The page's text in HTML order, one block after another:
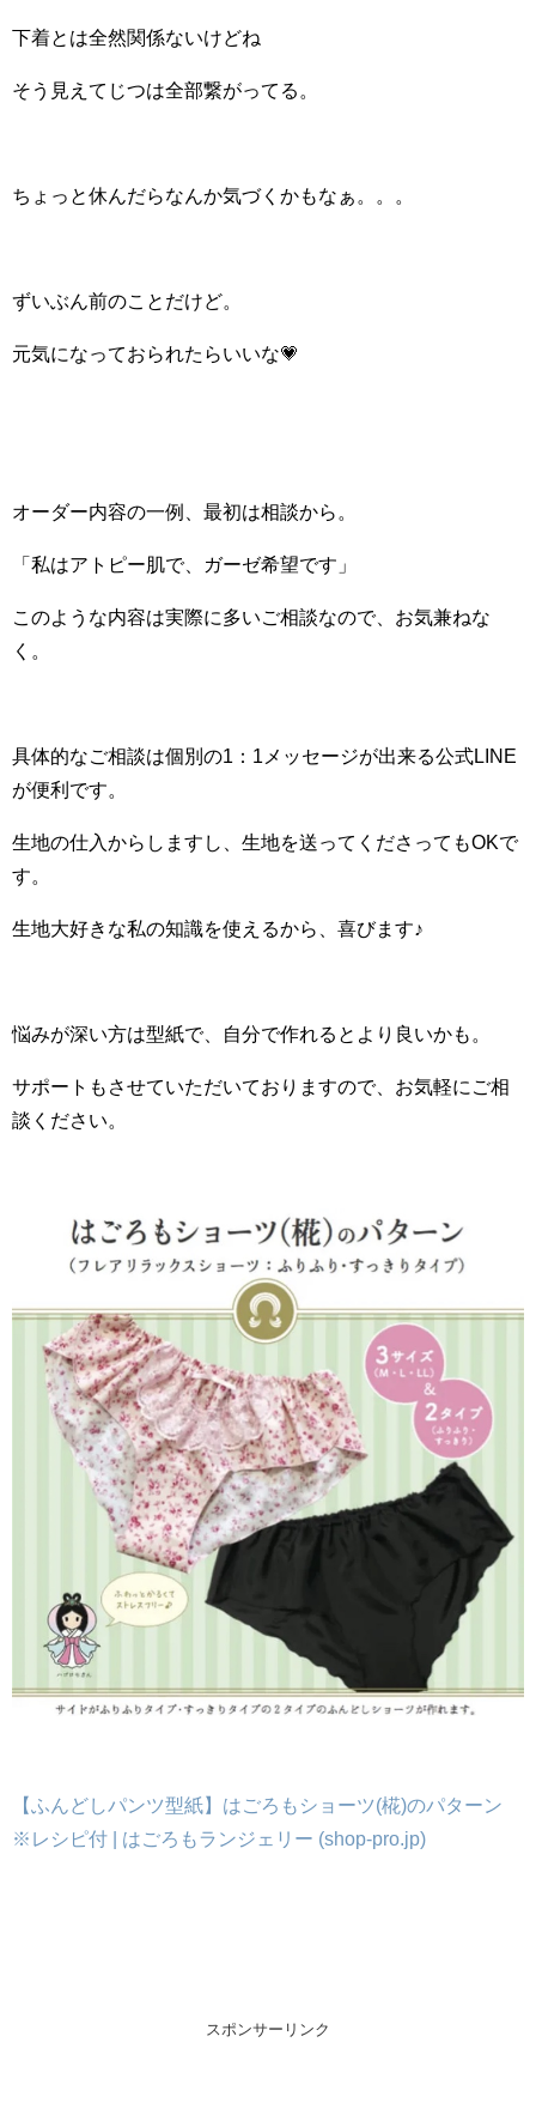
下着とは全然関係ないけどね
そう見えてじつは全部繋がってる。
ちょっと休んだらなんか気づくかもなぁ。。。
ずいぶん前のことだけど。
元気になっておられたらいいな💗
オーダー内容の一例、最初は相談から。
「私はアトピー肌で、ガーゼ希望です」
このような内容は実際に多いご相談なので、お気兼ねな
く。
具体的なご相談は個別の1：1メッセージが出来る公式LINE
が便利です。
生地の仕入からしますし、生地を送ってくださってもOKで
す。
生地大好きな私の知識を使えるから、喜びます♪
悩みが深い方は型紙で、自分で作れるとより良いかも。
サポートもさせていただいておりますので、お気軽にご相
談ください。
【ふんどしパンツ型紙】はごろもショーツ(椛)のパターン
※レシピ付 | はごろもランジェリー (shop-pro.jp)
スポンサーリンク